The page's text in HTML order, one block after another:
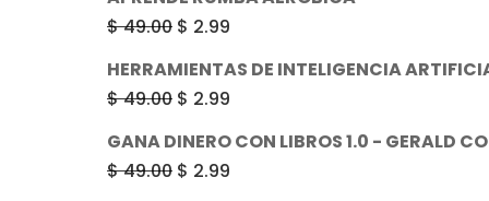
original
era:
$ 49.00.$ 2.99.
$49.00 El
original
era:
$ 49.00.
$ 2.99
$ 2.99.
HERRAMIENTAS DE INTELIGENCIA
$49.00 El
original
era:
$ 2.99
GANA DINERO CON LIBROS 1.0 - GERALD
$49.00 El
$ 2.99